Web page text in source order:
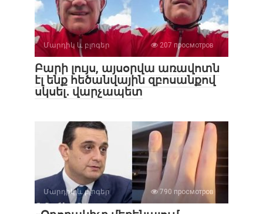
Մարդիկ և բլոգեր 207 просмотров
Բարի լույս, այսօրվա առավոտն
էլ ենք հեծանվային զբոսանքով
սկսել․ վարչապետ
Մարդիկ և բլոգեր 790 просмотров